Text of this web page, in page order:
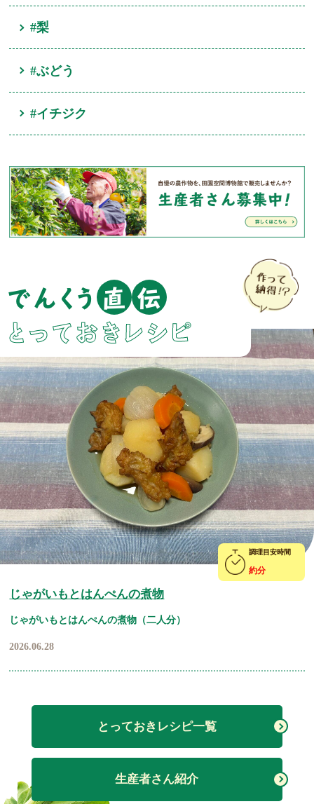
#梨
#ぶどう
#イチジク
でんくう 直 伝
とっておきレシピ
じゃがいもとはんぺんの煮物
じゃがいもとはんぺんの煮物（二人分）
2026.06.28
とっておきレシピ一覧
生産者さん紹介